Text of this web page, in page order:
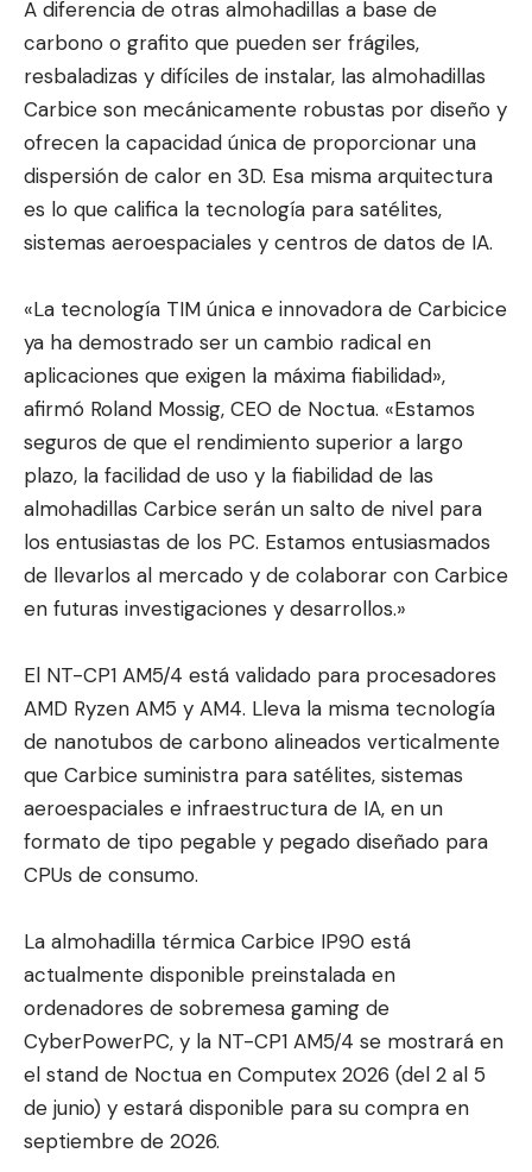
A diferencia de otras almohadillas a base de
carbono o grafito que pueden ser frágiles,
resbaladizas y difíciles de instalar, las almohadillas
Carbice son mecánicamente robustas por diseño y
ofrecen la capacidad única de proporcionar una
dispersión de calor en 3D. Esa misma arquitectura
es lo que califica la tecnología para satélites,
sistemas aeroespaciales y centros de datos de IA.
«La tecnología TIM única e innovadora de Carbicice
ya ha demostrado ser un cambio radical en
aplicaciones que exigen la máxima fiabilidad»,
afirmó Roland Mossig, CEO de Noctua. «Estamos
seguros de que el rendimiento superior a largo
plazo, la facilidad de uso y la fiabilidad de las
almohadillas Carbice serán un salto de nivel para
los entusiastas de los PC. Estamos entusiasmados
de llevarlos al mercado y de colaborar con Carbice
en futuras investigaciones y desarrollos.»
El NT-CP1 AM5/4 está validado para procesadores
AMD Ryzen AM5 y AM4. Lleva la misma tecnología
de nanotubos de carbono alineados verticalmente
que Carbice suministra para satélites, sistemas
aeroespaciales e infraestructura de IA, en un
formato de tipo pegable y pegado diseñado para
CPUs de consumo.
La almohadilla térmica Carbice IP90 está
actualmente disponible preinstalada en
ordenadores de sobremesa gaming de
CyberPowerPC, y la NT-CP1 AM5/4 se mostrará en
el stand de Noctua en Computex 2026 (del 2 al 5
de junio) y estará disponible para su compra en
septiembre de 2026.